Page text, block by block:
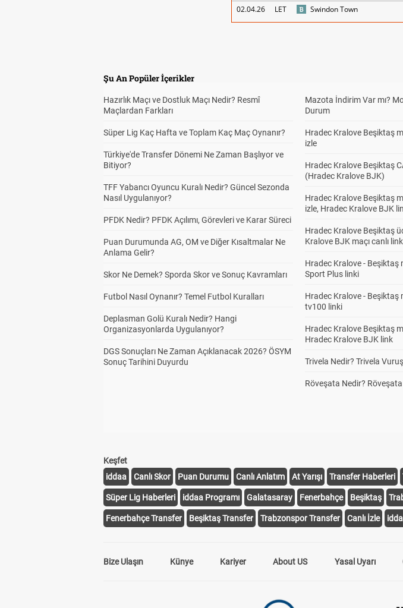
02.04.26
LET Swindon Town
Şu An Popüler İçerikler
Hazırlık Maçı ve Dostluk Maçı Nedir? Resmî
Maçlardan Farkları
Süper Lig Kaç Hafta ve Toplam Kaç Maç Oynanır?
Türkiye'de Transfer Dönemi Ne Zaman Başlıyor ve
Bitiyor?
TFF Yabancı Oyuncu Kuralı Nedir? Güncel Sezonda
Nasıl Uygulanıyor?
PFDK Nedir? PFDK Açılımı, Görevleri ve Karar Süreci
Puan Durumunda AG, OM ve Diğer Kısaltmalar Ne
Anlama Gelir?
Skor Ne Demek? Sporda Skor ve Sonuç Kavramları
Futbol Nasıl Oynanır? Temel Futbol Kuralları
Deplasman Golü Kuralı Nedir? Hangi
Organizasyonlarda Uygulanıyor?
DGS Sonuçları Ne Zaman Açıklanacak 2026? ÖSYM
Sonuç Tarihini Duyurdu
Mazota İndirim Var mı?
Durum
Hradec Kralove Beşiktaş
izle
Hradec Kralove Beşiktaş
(Hradec Kralove BJK)
Hradec Kralove Beşiktaş
izle, Hradec Kralove BJK
Hradec Kralove Beşiktaş
Kralove BJK maçı canlı
Hradec Kralove - Beşiktaş
Sport Plus linki
Hradec Kralove - Beşiktaş
tv100 linki
Hradec Kralove Beşiktaş
Hradec Kralove BJK link
Trivela Nedir? Trivela
Röveşata Nedir? Röveşata
Keşfet
iddaa
Canlı Skor Puan Durumu Canlı Anlatım At Yarışı Transfer Haberleri
Süper Lig Haberleri iddaa Programı Galatasaray Fenerbahçe Beşiktaş
Fenerbahçe Transfer Beşiktaş Transfer Trabzonspor Transfer Canlı İzle
Bize Ulaşın Künye Kariyer About US Yasal Uyarı